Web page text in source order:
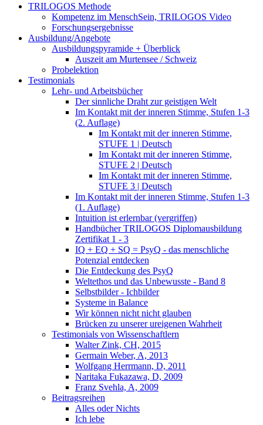
TRILOGOS Methode
Kompetenz im MenschSein, TRILOGOS Video
Forschungsergebnisse
Ausbildung/Angebote
Ausbildungspyramide + Überblick
Auszeit am Murtensee / Schweiz
Probelektion
Testimonials
Lehr- und Arbeitsbücher
Der sinnliche Draht zur geistigen Welt
Im Kontakt mit der inneren Stimme, Stufen 1-3
(2. Auflage)
Im Kontakt mit der inneren Stimme,
STUFE 1 | Deutsch
Im Kontakt mit der inneren Stimme,
STUFE 2 | Deutsch
Im Kontakt mit der inneren Stimme,
STUFE 3 | Deutsch
Im Kontakt mit der inneren Stimme, Stufen 1-3
(1. Auflage)
Intuition ist erlernbar (vergriffen)
Handbücher TRILOGOS Diplomausbildung
Zertifikat 1 - 3
IQ + EQ + SQ = PsyQ - das menschliche
Potenzial entdecken
Die Entdeckung des PsyQ
Weltethos und das Unbewusste - Band 8
Selbstbilder - Ichbilder
Systeme in Balance
Wir können nicht nicht glauben
Brücken zu unserer ureigenen Wahrheit
Testimonials von Wissenschaftlern
Walter Zink, CH, 2015
Germain Weber, A, 2013
Wolfgang Herrmann, D, 2011
Naritaka Fukazawa, D, 2009
Franz Svehla, A, 2009
Beitragsreihen
Alles oder Nichts
Ich lebe